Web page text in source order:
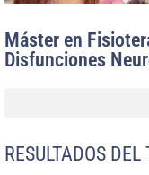
Máster en
Disfunciones
RESULTADOS DEL